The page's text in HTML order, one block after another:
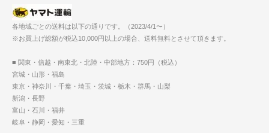
各地域ごとの送料は以下の通りです。（2023/4/1〜）
※お買上げ総額が税込10,000円以上の場合、送料無料とさせて頂きます。
■ 関東・信越・南東北・北陸・中部地方：750円（税込）
宮城・山形・福島
東京・神奈川・千葉・埼玉・茨城・栃木・群馬・山梨
新潟・長野
富山・石川・福井
岐阜・静岡・愛知・三重